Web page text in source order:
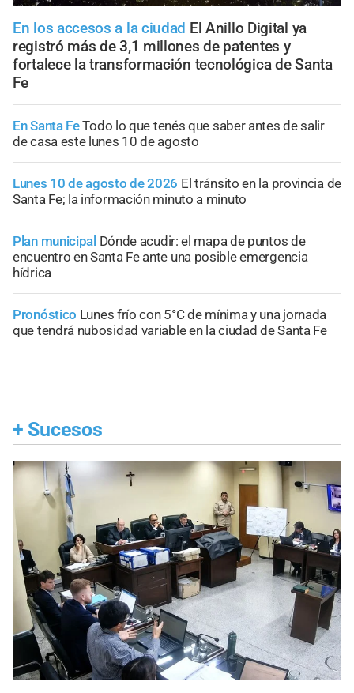
En los accesos a la ciudad El Anillo Digital ya
registró más de 3,1 millones de patentes y
fortalece la transformación tecnológica de Santa
Fe
En Santa FeTodo lo que tenés que saber antes de salir
de casa este lunes 10 de agosto
Lunes 10 de agosto de 2026 El tránsito en la provincia de
Santa Fe; la información minuto a minuto
Plan municipal Dónde acudir: el mapa de puntos de
encuentro en Santa Fe ante una posible emergencia
hídrica
Pronóstico Lunes frío con 5°C de mínima y una jornada
que tendrá nubosidad variable en la ciudad de Santa Fe
+ Sucesos